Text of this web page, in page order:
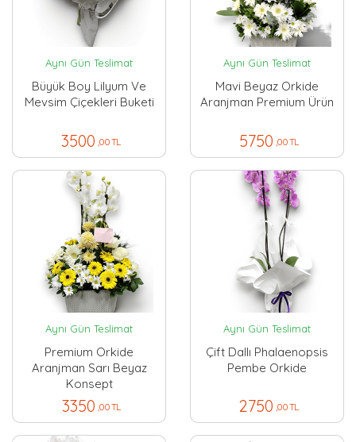
Aynı Gün Teslimat
Büyük Boy Lilyum Ve
Mevsim Çiçekleri Buketi
3500 ,00 TL
Aynı Gün Teslimat
Mavi Beyaz Orkide
Aranjman Premium Ürün
5750 ,00 TL
Aynı Gün Teslimat
Premium Orkide
Aranjman Sarı Beyaz
Konsept
3350 ,00 TL
Aynı Gün Teslimat
Çift Dallı Phalaenopsis
Pembe Orkide
2750 ,00 TL